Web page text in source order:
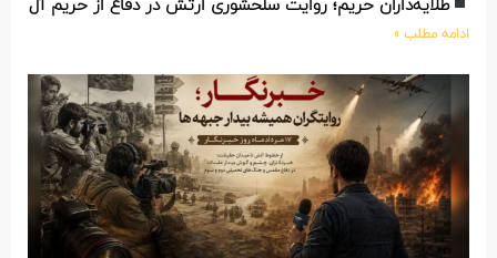
طلایه‌داران حریم؛ روایت سلحشوری ارتش در دفاع از حریم آل‌الله
ادامه مطلب »